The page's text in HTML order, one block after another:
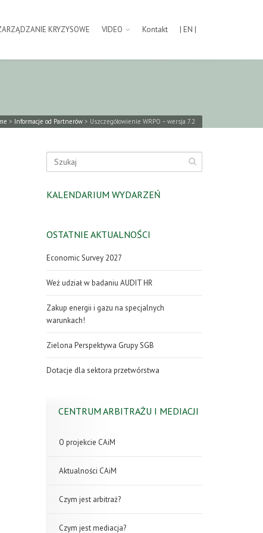
KRYZYSOWE VIDEO Kontakt | EN |
> Informacje od Partnerów > Uszczegółowienie WRPO – wersja 7.2
KALENDARIUM WYDARZEŃ
OSTATNIE AKTUALNOŚCI
Economic Survey 2027
Weź udział w badaniu AUDIT HR
Zakup energii i gazu na specjalnych
warunkach!
Zielona Perspektywa Grupy SGB
Dotacje dla sektora przetwórstwa
CENTRUM ARBITRAŻU I MEDIACJI
O projekcie CAiM
Aktualności CAiM
Czym jest arbitraż?
Czym jest mediacja?